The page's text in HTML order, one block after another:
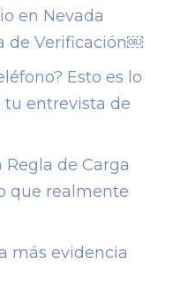
en Nevada
de Verificación￼
Esto es lo
tu entrevista de
Regla de Carga
que realmente
más evidencia